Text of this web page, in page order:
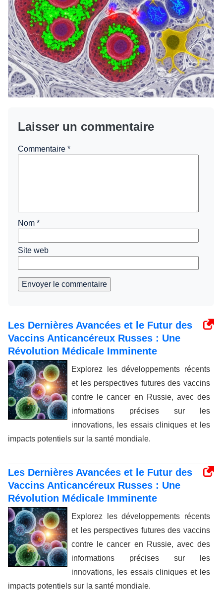
Laisser un commentaire
Commentaire *
Nom *
Site web
Envoyer le commentaire
Les Dernières Avancées et le Futur des
Vaccins Anticancéreux Russes : Une
Révolution Médicale Imminente
Explorez les développements récents
et les perspectives futures des vaccins
contre le cancer en Russie, avec des
informations précises sur les
innovations, les essais cliniques et les
impacts potentiels sur la santé mondiale.
Les Dernières Avancées et le Futur des
Vaccins Anticancéreux Russes : Une
Révolution Médicale Imminente
Explorez les développements récents
et les perspectives futures des vaccins
contre le cancer en Russie, avec des
informations précises sur les
innovations, les essais cliniques et les
impacts potentiels sur la santé mondiale.